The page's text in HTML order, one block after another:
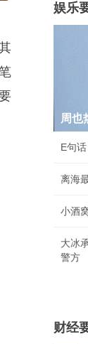
娱乐
周也
E句
离海
小酒
大冰
警方
财经